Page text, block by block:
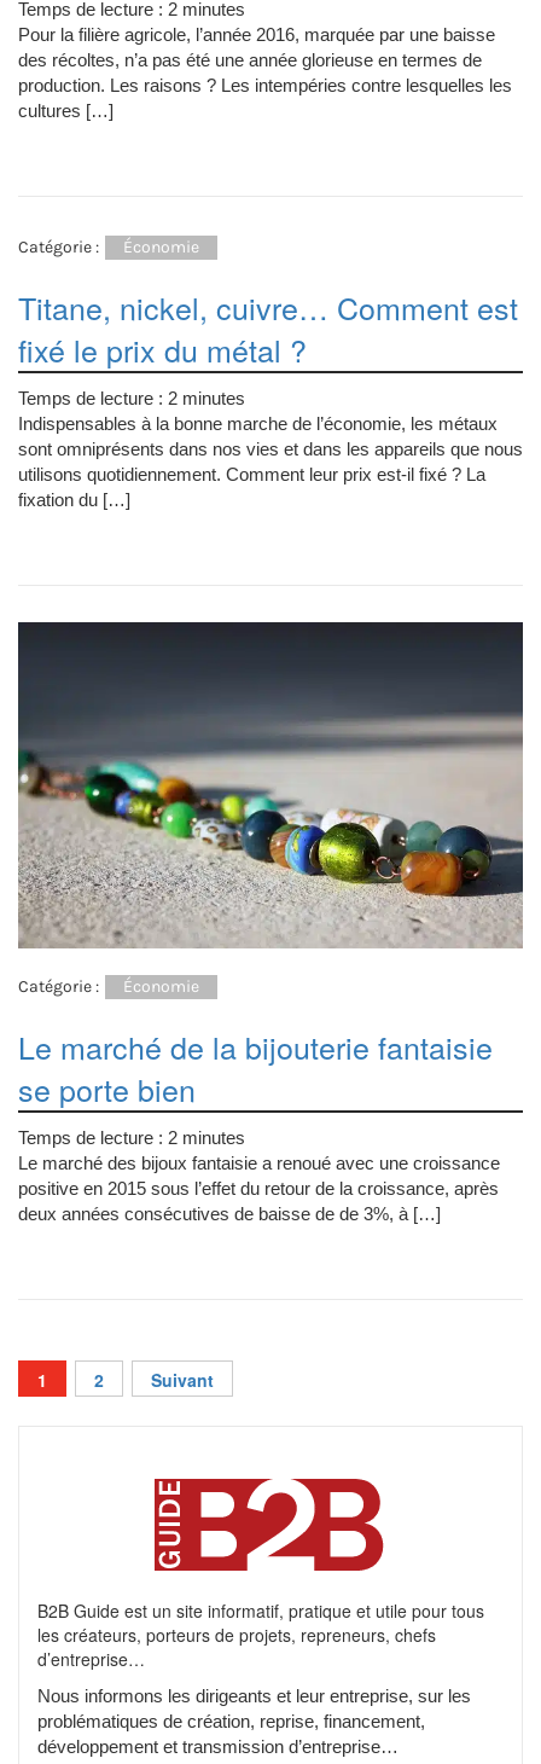
Temps de lecture : 2 minutes
Pour la filière agricole, l’année 2016, marquée par une baisse
des récoltes, n’a pas été une année glorieuse en termes de
production. Les raisons ? Les intempéries contre lesquelles les
cultures […]
Catégorie : Économie
Titane, nickel, cuivre… Comment est
fixé le prix du métal ?
Temps de lecture : 2 minutes
Indispensables à la bonne marche de l’économie, les métaux
sont omniprésents dans nos vies et dans les appareils que nous
utilisons quotidiennement. Comment leur prix est-il fixé ? La
fixation du […]
Catégorie : Économie
Le marché de la bijouterie fantaisie
se porte bien
Temps de lecture : 2 minutes
Le marché des bijoux fantaisie a renoué avec une croissance
positive en 2015 sous l’effet du retour de la croissance, après
deux années consécutives de baisse de de 3%, à […]
Pagination
1 2 Suivant
B2B Guide est un site informatif, pratique et utile pour tous
les créateurs, porteurs de projets, repreneurs, chefs
d’entreprise…
Nous informons les dirigeants et leur entreprise, sur les
problématiques de création, reprise, financement,
développement et transmission d’entreprise…